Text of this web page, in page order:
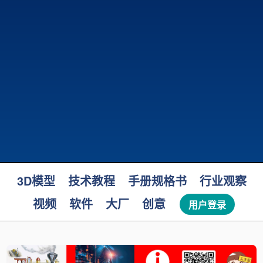
3D模型 技术教程 手册规格书
行业观察
视频
软件 大厂 创意 用户登录